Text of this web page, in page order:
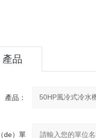
產品
產品：
de）單